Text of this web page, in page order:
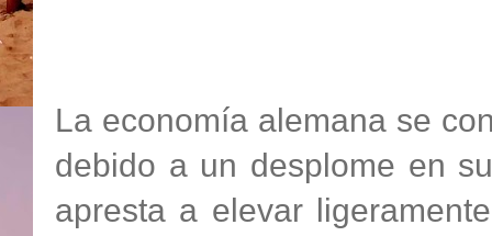
La economía alemana se
debido a un desplome en
apresta a elevar